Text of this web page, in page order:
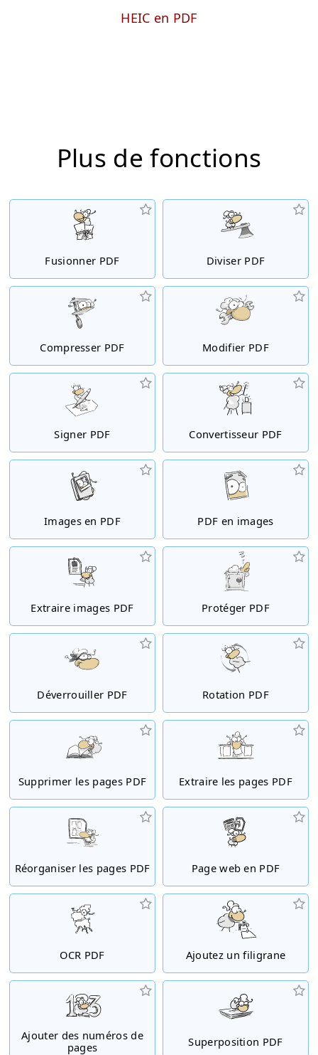
HEIC en PDF
Plus de fonctions
Fusionner PDF Diviser PDF
Compresser PDF Modifier PDF
Signer PDF Convertisseur PDF
Images en PDF PDF en images
Extraire images PDF Protéger PDF
Déverrouiller PDF Rotation PDF
Supprimer les pages PDF Extraire les pages PDF
Réorganiser les pages PDF Page web en PDF
OCR PDF Ajoutez un filigrane
Ajouter des numéros de
pages
Superposition PDF